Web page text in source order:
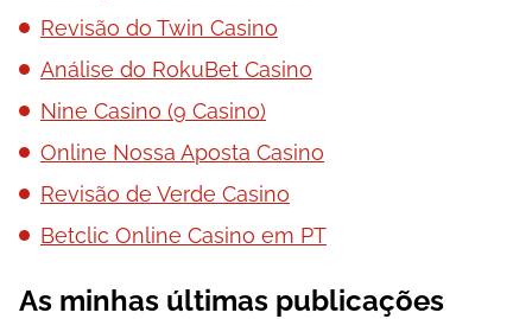
Revisão do Twin Casino
Análise do RokuBet Casino
Nine Casino (9 Casino)
Online Nossa Aposta Casino
Revisão de Verde Casino
Betclic Online Casino em PT
As minhas últimas publicações